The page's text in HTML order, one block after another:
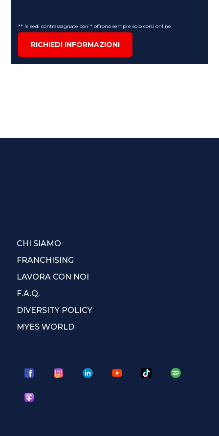
** le sedi contrassegnate con * offrono sempre solo corsi online
RICHIEDI INFORMAZIONI
CHI SIAMO
FRANCHISING
LAVORA CON NOI
F.A.Q.
DIVERSITY POLICY
MYES WORLD